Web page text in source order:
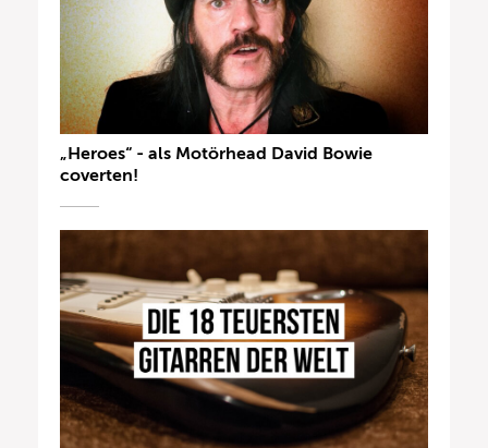
„Heroes“ - als Motörhead David Bowie
coverten!